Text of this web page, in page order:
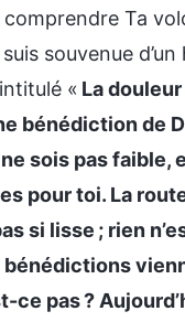
Ta
souvenue
« La
bénédiction de
sois pas faible,
pour toi. La
si lisse ; rien
bénédictions
ce pas ?